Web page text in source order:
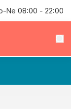
Ne 08:00 - 22:00